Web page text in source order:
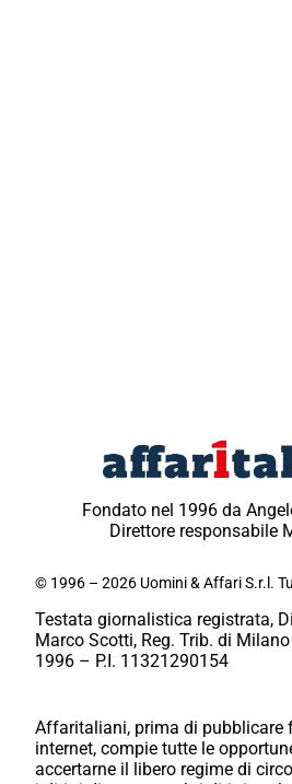
Fondato nel 1996 da
Direttore responsabile
© 1996 – 2026 Uomini & Affari S.r.l.
Testata giornalistica registrata,
Marco Scotti, Reg. Trib. di
1996 – P.I. 11321290154
Affaritaliani, prima di pubblicare
internet, compie tutte le
accertarne il libero regime di